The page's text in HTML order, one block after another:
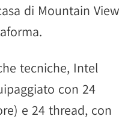
di Mountain View
tecniche, Intel
con 24
e 24 thread, con